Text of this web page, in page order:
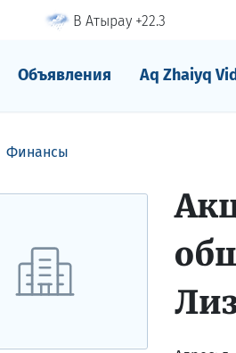
В Атырау +22.3
Объявления Aq Zhaiyq
Финансы